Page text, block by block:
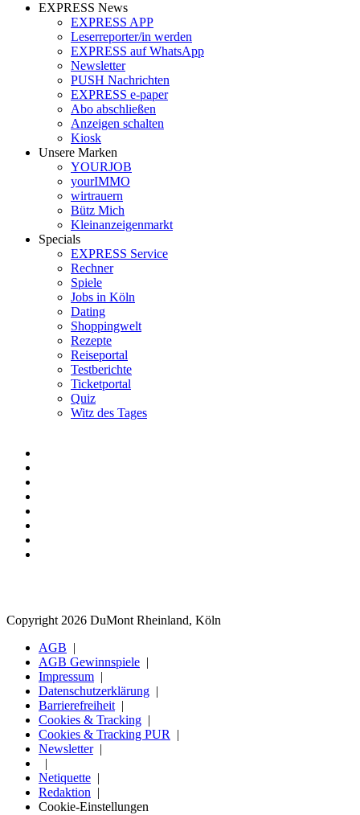
EXPRESS News
EXPRESS APP
Leserreporter/in werden
EXPRESS auf WhatsApp
Newsletter
PUSH Nachrichten
EXPRESS e-paper
Abo abschließen
Anzeigen schalten
Kiosk
Unsere Marken
YOURJOB
yourIMMO
wirtrauern
Bütz Mich
Kleinanzeigenmarkt
Specials
EXPRESS Service
Rechner
Spiele
Jobs in Köln
Dating
Shoppingwelt
Rezepte
Reiseportal
Testberichte
Ticketportal
Quiz
Witz des Tages
Copyright 2026 DuMont Rheinland, Köln
AGB
AGB Gewinnspiele
Impressum
Datenschutzerklärung
Barrierefreiheit
Cookies & Tracking
Cookies & Tracking PUR
Newsletter
Netiquette
Redaktion
Cookie-Einstellungen